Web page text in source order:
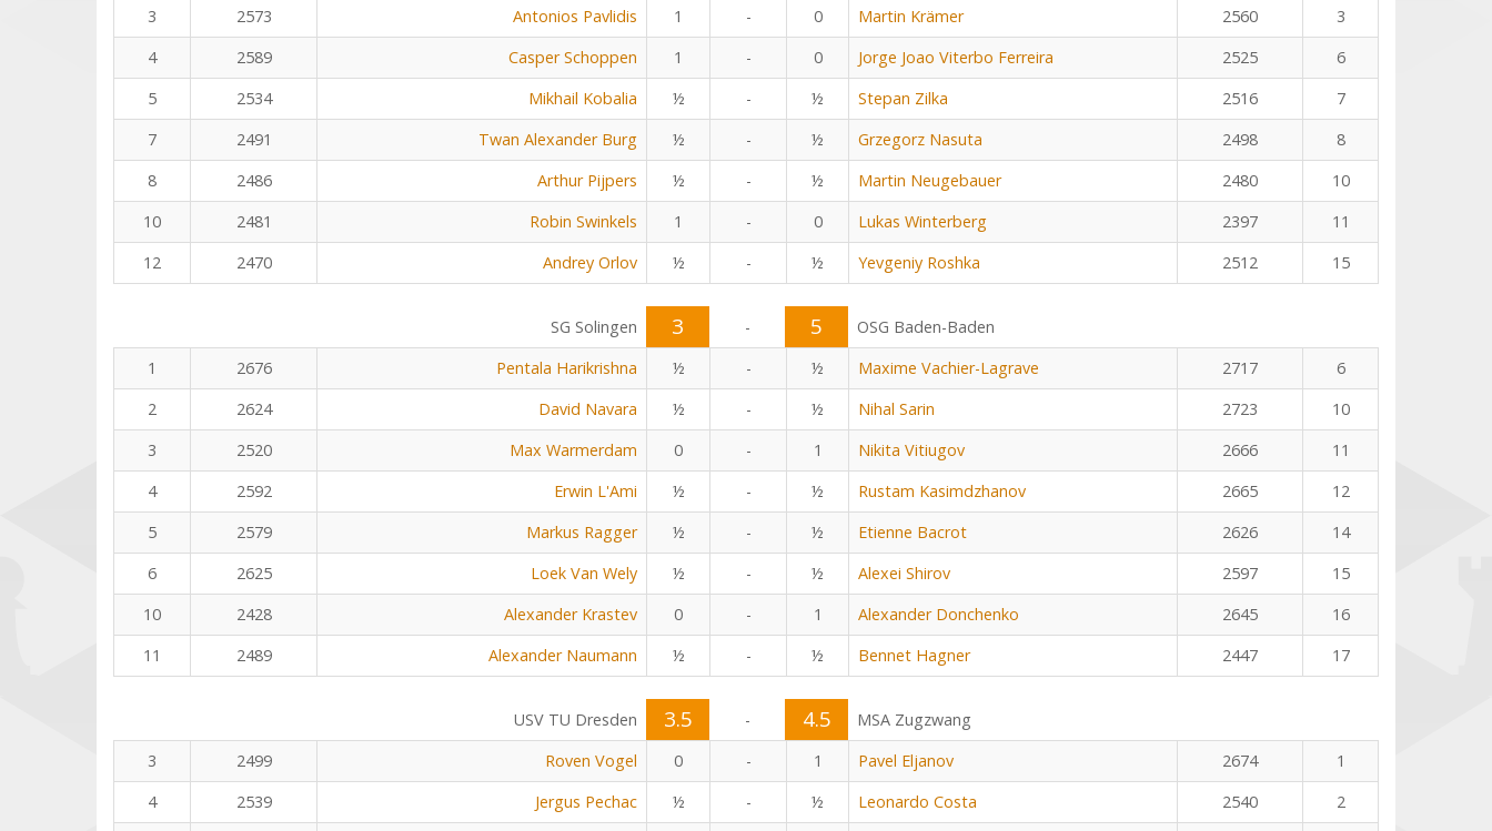
3
2573 Antonios Pavlidis 1 - 0 Martin Krämer 2560
3
4
2589 Casper Schoppen 1 - 0 Jorge Joao Viterbo Ferreira 2525
6
5
2534 Mikhail Kobalia ½ - ½ Stepan Zilka 2516
7
7
2491 Twan Alexander Burg ½ - ½ Grzegorz Nasuta 2498
8
8
2486 Arthur Pijpers ½ - ½ Martin Neugebauer 2480
10
10
2481 Robin Swinkels 1 - 0 Lukas Winterberg 2397
11
12
2470 Andrey Orlov ½ - ½ Yevgeniy Roshka 2512 15
SG Solingen 3 - 5
OSG Baden-Baden
1
2676 Pentala Harikrishna ½ - ½ Maxime Vachier-Lagrave 2717
6
2
2624 David Navara ½ - ½ Nihal Sarin 2723
10
3
2520 Max Warmerdam 0 - 1 Nikita Vitiugov 2666
11
4
2592 Erwin L'Ami ½ - ½ Rustam Kasimdzhanov 2665
12
5
2579 Markus Ragger ½ - ½ Etienne Bacrot 2626
14
6
2625 Loek Van Wely ½ - ½ Alexei Shirov 2597
15
10
2428 Alexander Krastev 0 - 1 Alexander Donchenko 2645
16
11
2489 Alexander Naumann ½ - ½ Bennet Hagner 2447 17
USV TU Dresden 3.5 - 4.5
MSA Zugzwang
3
2499 Roven Vogel 0 - 1 Pavel Eljanov 2674
1
4
2539 Jergus Pechac ½ - ½ Leonardo Costa 2540
2